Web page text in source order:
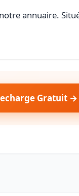
annuaire.
Gratuit →